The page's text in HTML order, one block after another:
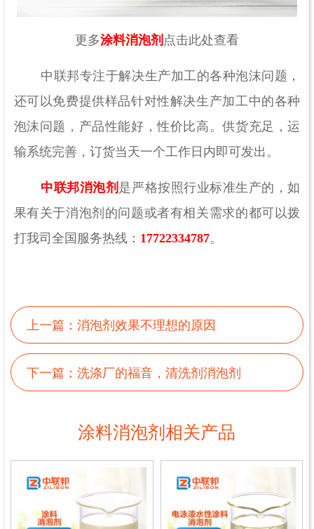
更多涂料消泡剂 点击此处查看
中联邦专注于解决生产加工的各种泡沫问题，
还可以免费提供样品针对性解决生产加工中的各种
泡沫问题，产品性能好，性价比高。供货充足，运
输系统完善，订货当天一个工作日内即可发出。
中联邦消泡剂 是严格按照行业标准生产的，如
果有关于消泡剂的问题或者有相关需求的都可以拨
打我司全国服务热线： 17722334787。
上一篇： 消泡剂效果不理想的原因
下一篇： 洗涤厂的福音，清洗剂消泡剂
涂料消泡剂相关产品